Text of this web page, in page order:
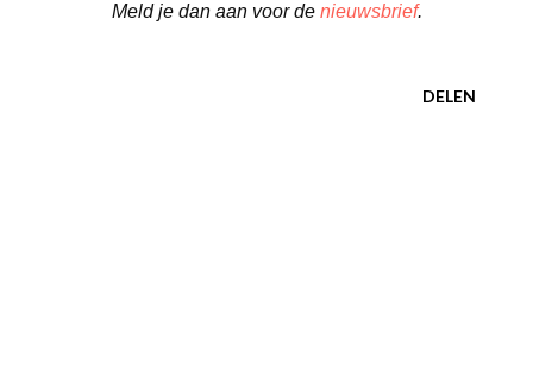
Meld je dan aan voor de nieuwsbrief.
DELEN